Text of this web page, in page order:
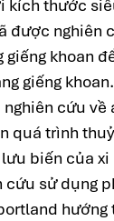
kích thước
được nghiên
giếng khoan
giếng
nghiên cứu về
quá trình
biến của
cứu sử dụng
hướng